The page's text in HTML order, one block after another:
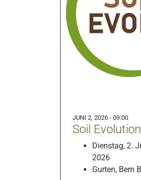
JUNI 2, 2026 - 09:00
Soil
Dienstag, 2.
2026
Gurten, Bern